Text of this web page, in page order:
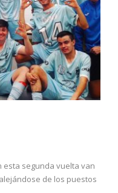
esta segunda vuelta van
de los puestos